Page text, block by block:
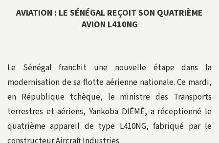
AVIATION : LE SÉNÉGAL REÇOIT SON QUATRIÈME
AVION L410NG
Le Sénégal franchit une nouvelle étape dans la
modernisation de sa flotte aérienne nationale. Ce mardi,
en République tchèque, le ministre des Transports
terrestres et aériens, Yankoba DIÉMÉ, a réceptionné le
quatrième appareil de type L410NG, fabriqué par le